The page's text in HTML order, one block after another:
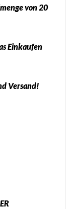
von 20
Einkaufen
Versand!